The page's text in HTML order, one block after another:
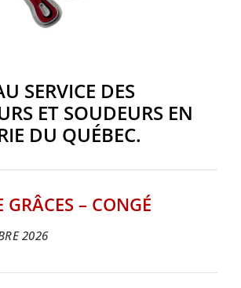
SERVICE DES
ET SOUDEURS EN
DU QUÉBEC.
– CONGÉ
2026